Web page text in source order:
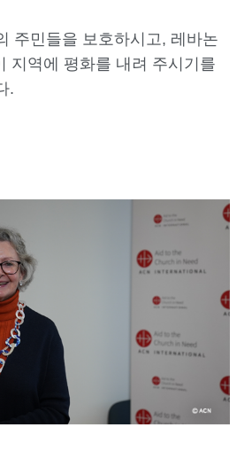
주민들을 보호하시고, 레바논
지역에 평화를 내려 주시기를
.